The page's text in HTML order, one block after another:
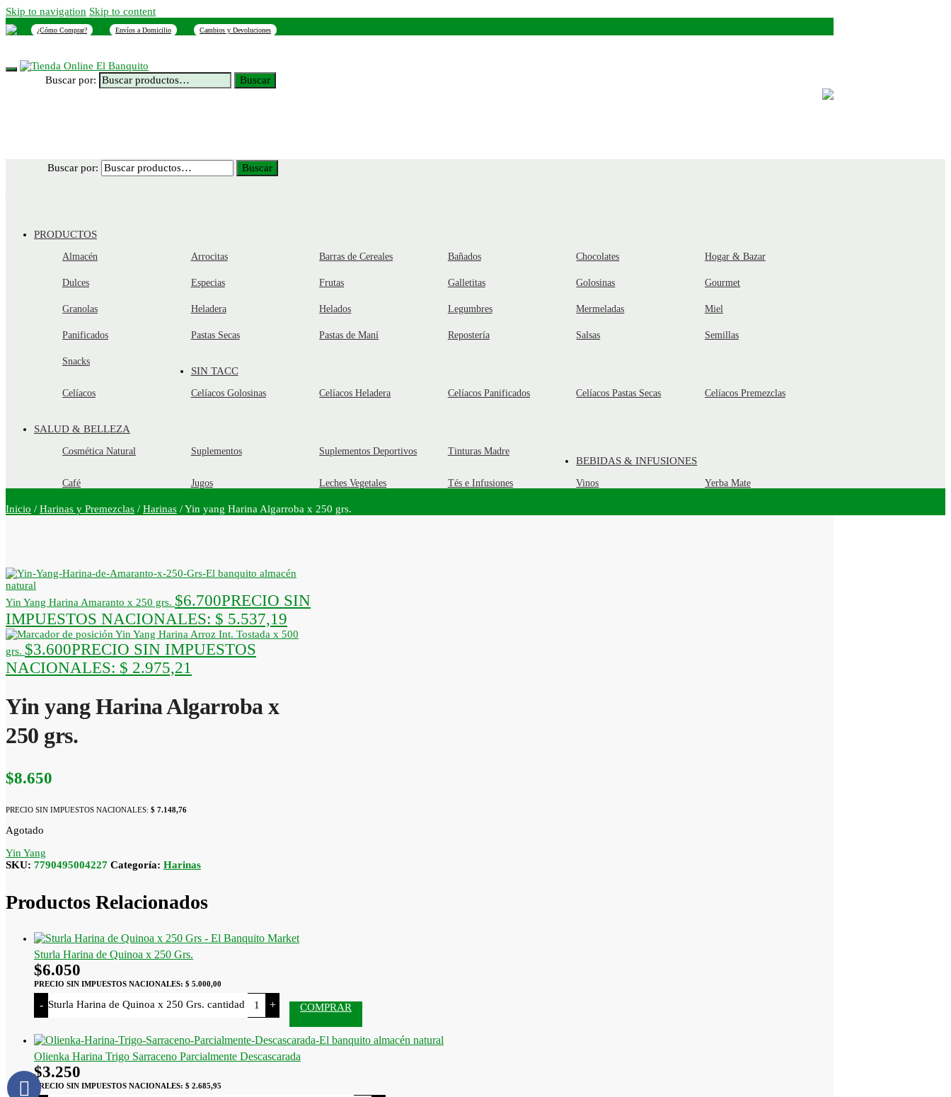
Skip to navigation Skip to content
¿Cómo Comprar? Envíos a Domicilio Cambios y Devoluciones
Buscar por: Buscar
Buscar por: Buscar
PRODUCTOS
Almacén Arrocitas Barras de Cereales Bañados Chocolates Hogar & Bazar
Dulces Especias Frutas Galletitas Golosinas Gourmet
Granolas Heladera Helados Legumbres Mermeladas Miel
Panificados Pastas Secas Pastas de Maní Repostería Salsas Semillas
Snacks
SIN TACC
Celíacos Celíacos Golosinas Celíacos Heladera Celíacos Panificados Celíacos Pastas Secas Celíacos Premezclas
SALUD & BELLEZA
Cosmética Natural Suplementos Suplementos Deportivos Tinturas Madre
BEBIDAS & INFUSIONES
Café Jugos Leches Vegetales Tés e Infusiones Vinos Yerba Mate
Inicio / Harinas y Premezclas / Harinas /Yin yang Harina Algarroba x 250 grs.
Yin Yang Harina Amaranto x 250 grs. $6.700PRECIO SIN
IMPUESTOS NACIONALES: $ 5.537,19
Yin Yang Harina Arroz Int. Tostada x 500
grs. $3.600PRECIO SIN IMPUESTOS
NACIONALES: $ 2.975,21
Yin yang Harina Algarroba x
250 grs.
$8.650
PRECIO SIN IMPUESTOS NACIONALES: $ 7.148,76
Agotado
Yin Yang
SKU: 7790495004227 Categoría: Harinas
Productos Relacionados
Sturla Harina de Quinoa x 250 Grs.
$6.050
PRECIO SIN IMPUESTOS NACIONALES: $ 5.000,00
- Sturla Harina de Quinoa x 250 Grs. cantidad + COMPRAR
Olienka Harina Trigo Sarraceno Parcialmente Descascarada
$3.250
PRECIO SIN IMPUESTOS NACIONALES: $ 2.685,95